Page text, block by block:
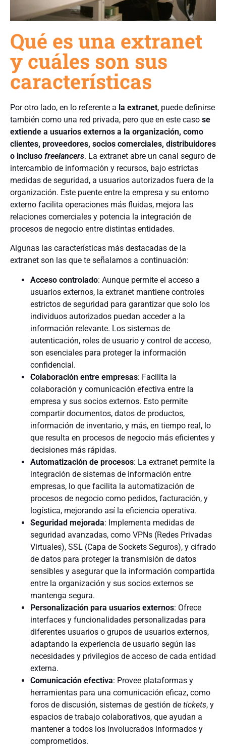
Qué es una extranet
y cuáles son sus
características
Por otro lado, en lo referente a la extranet, puede definirse
también como una red privada, pero que en este caso se
extiende a usuarios externos a la organización, como
clientes, proveedores, socios comerciales, distribuidores
o incluso freelancers. La extranet abre un canal seguro de
intercambio de información y recursos, bajo estrictas
medidas de seguridad, a usuarios autorizados fuera de la
organización. Este puente entre la empresa y su entorno
externo facilita operaciones más fluidas, mejora las
relaciones comerciales y potencia la integración de
procesos de negocio entre distintas entidades.
Algunas las características más destacadas de la
extranet son las que te señalamos a continuación:
Acceso controlado: Aunque permite el acceso a
usuarios externos, la extranet mantiene controles
estrictos de seguridad para garantizar que solo los
individuos autorizados puedan acceder a la
información relevante. Los sistemas de
autenticación, roles de usuario y control de acceso,
son esenciales para proteger la información
confidencial.
Colaboración entre empresas: Facilita la
colaboración y comunicación efectiva entre la
empresa y sus socios externos. Esto permite
compartir documentos, datos de productos,
información de inventario, y más, en tiempo real, lo
que resulta en procesos de negocio más eficientes y
decisiones más rápidas.
Automatización de procesos: La extranet permite la
integración de sistemas de información entre
empresas, lo que facilita la automatización de
procesos de negocio como pedidos, facturación, y
logística, mejorando así la eficiencia operativa.
Seguridad mejorada: Implementa medidas de
seguridad avanzadas, como VPNs (Redes Privadas
Virtuales), SSL (Capa de Sockets Seguros), y cifrado
de datos para proteger la transmisión de datos
sensibles y asegurar que la información compartida
entre la organización y sus socios externos se
mantenga segura.
Personalización para usuarios externos: Ofrece
interfaces y funcionalidades personalizadas para
diferentes usuarios o grupos de usuarios externos,
adaptando la experiencia de usuario según las
necesidades y privilegios de acceso de cada entidad
externa.
Comunicación efectiva: Provee plataformas y
herramientas para una comunicación eficaz, como
foros de discusión, sistemas de gestión de tickets, y
espacios de trabajo colaborativos, que ayudan a
mantener a todos los involucrados informados y
comprometidos.